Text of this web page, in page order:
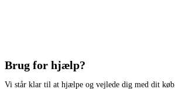
Brug for hjælp?
Vi står klar til at hjælpe og vejlede dig med dit køb.